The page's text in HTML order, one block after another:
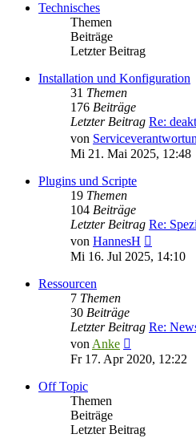
Technisches
Themen
Beiträge
Letzter Beitrag
Installation und Konfiguration
31 Themen
176 Beiträge
Letzter Beitrag Re:
von
Mi 21. Mai 2025, 12:48
Plugins und Scripte
19 Themen
104 Beiträge
Letzter Beitrag Re:
von HannesH
Beitrag
Mi 16. Jul 2025, 14:10
Ressourcen
7 Themen
30 Beiträge
Letzter Beitrag Re:
von Anke
Beitrag
Fr 17. Apr 2020, 12:22
Off Topic
Themen
Beiträge
Letzter Beitrag